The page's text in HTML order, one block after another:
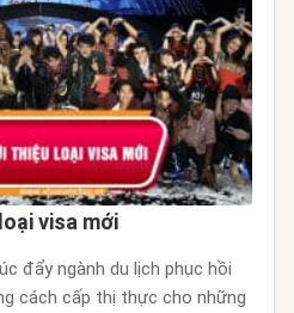
visa mới
đẩy ngành du lịch phục hồi
cách cấp thị thực cho những